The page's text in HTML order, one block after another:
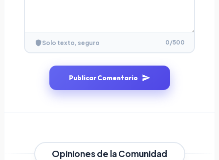
Solo texto, seguro 0/500
Publicar Comentario
Opiniones de la Comunidad